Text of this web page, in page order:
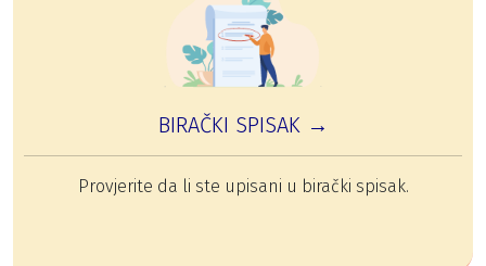
BIRAČKI SPISAK →
Provjerite da li ste upisani u birački spisak.